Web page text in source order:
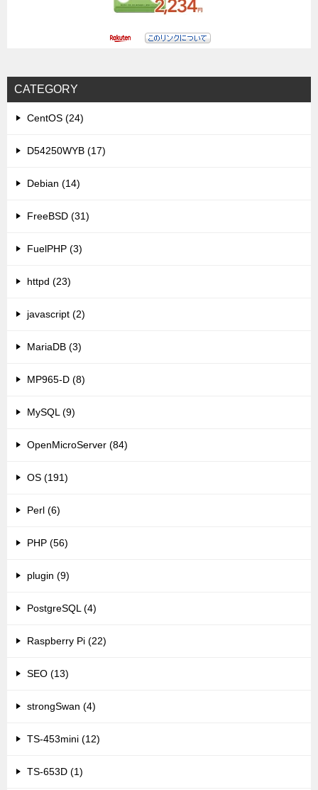
CATEGORY
CentOS (24)
D54250WYB (17)
Debian (14)
FreeBSD (31)
FuelPHP (3)
httpd (23)
javascript (2)
MariaDB (3)
MP965-D (8)
MySQL (9)
OpenMicroServer (84)
OS (191)
Perl (6)
PHP (56)
plugin (9)
PostgreSQL (4)
Raspberry Pi (22)
SEO (13)
strongSwan (4)
TS-453mini (12)
TS-653D (1)